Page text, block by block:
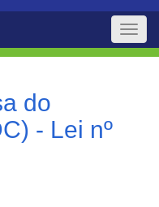
Toggle
do
- Lei nº